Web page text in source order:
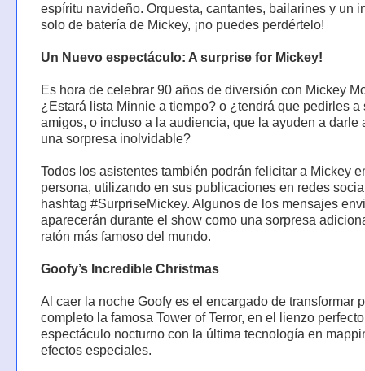
espíritu navideño. Orquesta, cantantes, bailarines y un
solo de batería de Mickey, ¡no puedes perdértelo!
Un Nuevo espectáculo: A surprise for Mickey!
Es hora de celebrar 90 años de diversión con Mickey
¿Estará lista Minnie a tiempo? o ¿tendrá que pedirles a
amigos, o incluso a la audiencia, que la ayuden a darle
una sorpresa inolvidable?
Todos los asistentes también podrán felicitar a Mickey
persona, utilizando en sus publicaciones en redes
hashtag #SurpriseMickey. Algunos de los mensajes
aparecerán durante el show como una sorpresa
ratón más famoso del mundo.
Goofy’s Incredible Christmas
Al caer la noche Goofy es el encargado de transformar
completo la famosa Tower of Terror, en el lienzo
espectáculo nocturno con la última tecnología en
efectos especiales.